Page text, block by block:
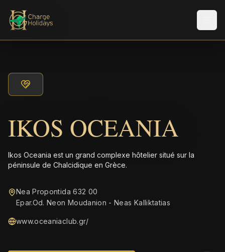
IKOS OCEANIA
Ikos Oceania est un grand complexe hôtelier situé sur la
péninsule de Chalcidique en Grèce.
Nea Propontida 632 00
Epar.Od. Neon Moudanion - Neas Kalliktatias
www.oceaniaclub.gr/